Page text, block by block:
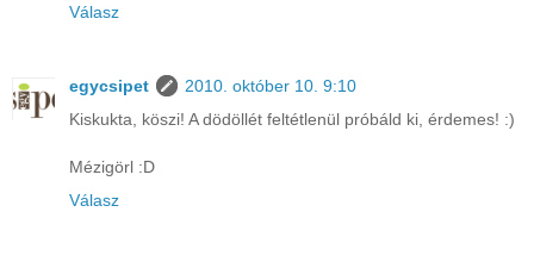
Válasz
egycsipet
2010. október 10. 9:10
Kiskukta, köszi! A dödöllét feltétlenül próbáld ki, érdemes! :)
Mézigörl :D
Válasz